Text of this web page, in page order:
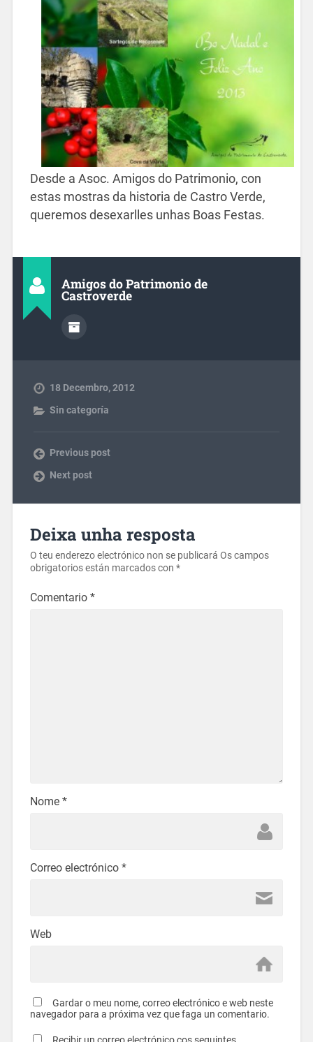
Desde a Asoc. Amigos do Patrimonio, con
estas mostras da historia de Castro Verde,
queremos desexarlles unhas Boas Festas.
Amigos do Patrimonio de
Castroverde
18 Decembro, 2012
Sin categoría
Previous post
Next post
Deixa unha resposta
O teu enderezo electrónico non se publicará Os campos
obrigatorios están marcados con *
Comentario *
Nome *
Correo electrónico *
Web
Gardar o meu nome, correo electrónico e web neste
navegador para a próxima vez que faga un comentario.